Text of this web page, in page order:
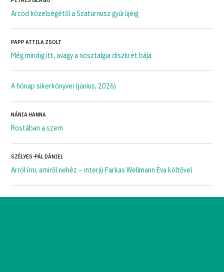
Arcod közelségétől a Szaturnusz gyűrűjéig
PAPP ATTILA ZSOLT
Még mindig itt, avagy a nosztalgia diszkrét bája
A hónap sikerkönyvei (június, 2026)
NÁNIA HANNA
Rostában a szem
SZÉLYES-PÁL DÁNIEL
Arról írni, amiről nehéz – interjú Farkas Wellmann Éva költővel